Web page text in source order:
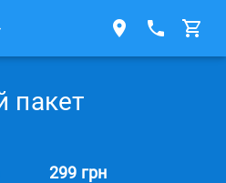
пакет
299 грн